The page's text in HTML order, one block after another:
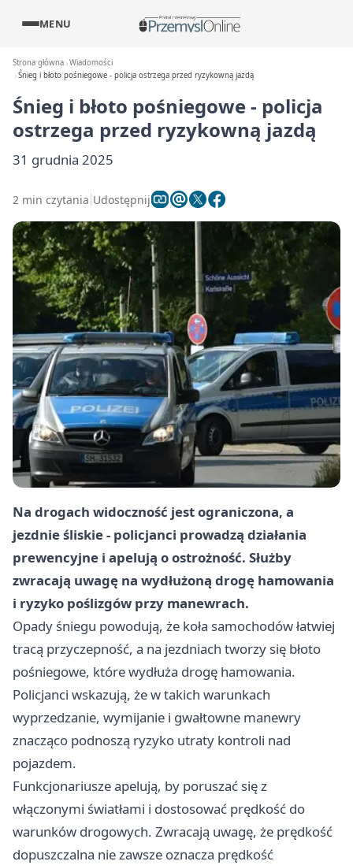
MENU
Strona główna Wiadomości
Śnieg i błoto pośniegowe - policja ostrzega przed ryzykowną jazdą
Śnieg i błoto pośniegowe - policja
ostrzega przed ryzykowną jazdą
31 grudnia 2025
2 min czytania Udostępnij
Na drogach widoczność jest ograniczona, a
jezdnie śliskie - policjanci prowadzą działania
prewencyjne i apelują o ostrożność. Służby
zwracają uwagę na wydłużoną drogę hamowania
i ryzyko poślizgów przy manewrach.
Opady śniegu powodują, że koła samochodów łatwiej
tracą przyczepność, a na jezdniach tworzy się błoto
pośniegowe, które wydłuża drogę hamowania.
Policjanci wskazują, że w takich warunkach
wyprzedzanie, wymijanie i gwałtowne manewry
znacząco podnoszą ryzyko utraty kontroli nad
pojazdem.
Funkcjonariusze apelują, by poruszać się z
włączonymi światłami i dostosować prędkość do
warunków drogowych. Zwracają uwagę, że prędkość
dopuszczalna nie zawsze oznacza prędkość